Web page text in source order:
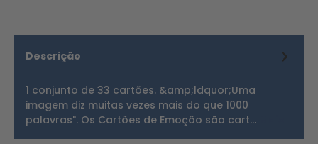
Descrição
1 conjunto de 33 cartões. &amp;ldquor;Uma
imagem diz muitas vezes mais do que 1000
palavras". Os Cartões de Emoção são cart…